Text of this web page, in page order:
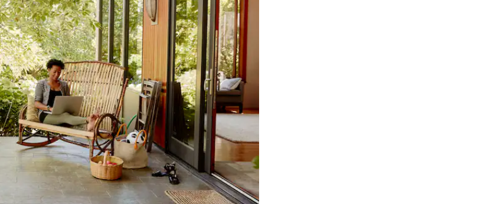
vya juu na chini au uchunguze kwa kugusa au kutelezesha kidole kwenye ishara.